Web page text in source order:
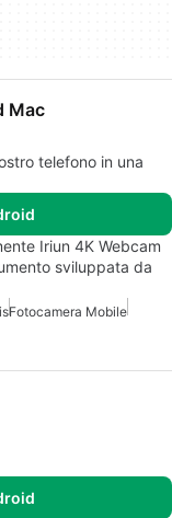
Mac
telefono in una
Iriun 4K Webcam
sviluppata da
Fotocamera Mobile